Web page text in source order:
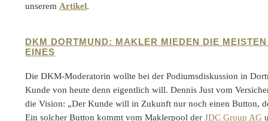
unserem Artikel.
DKM DORTMUND: MAKLER MIEDEN DIE
EINES
Die DKM-Moderatorin wollte bei der Podiumsdiskussion in
Kunde von heute denn eigentlich will. Dennis Just vom
die Vision: „Der Kunde will in Zukunft nur noch einen Button,
Ein solcher Button kommt vom Maklerpool derJDC Group AG